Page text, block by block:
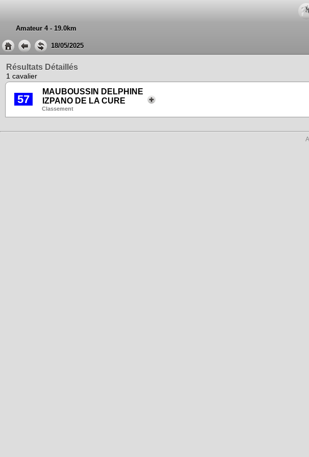
Amateur 4 - 19.0km
18/05/2025
Résultats Détaillés
1 cavalier
57
MAUBOUSSIN DELPHINE
IZPANO DE LA CURE
Classement